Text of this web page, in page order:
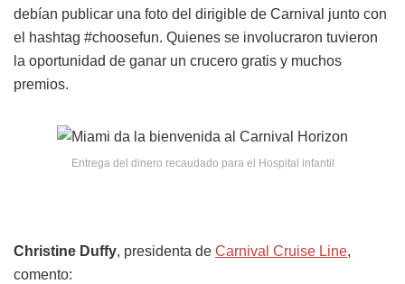
debían publicar una foto del dirigible de Carnival junto con
el hashtag #choosefun. Quienes se involucraron tuvieron
la oportunidad de ganar un crucero gratis y muchos
premios.
Entrega del dinero recaudado para el Hospital infantil
Christine Duffy, presidenta de Carnival Cruise Line,
comento: